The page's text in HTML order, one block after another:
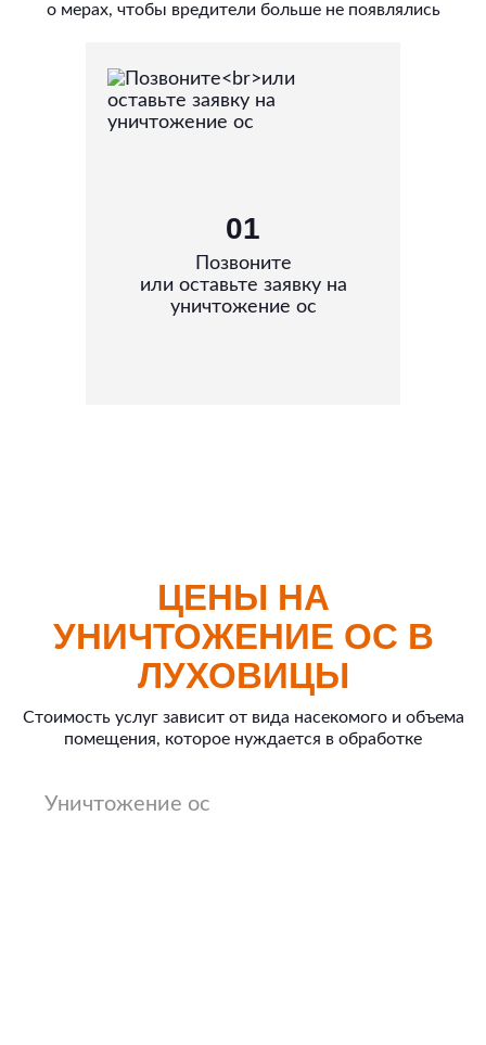
о мерах, чтобы вредители больше не появлялись
01
Позвоните
или оставьте заявку на
уничтожение ос
ЦЕНЫ НА
УНИЧТОЖЕНИЕ ОС В
ЛУХОВИЦЫ
Стоимость услуг зависит от вида насекомого и объема
помещения, которое нуждается в обработке
Уничтожение ос